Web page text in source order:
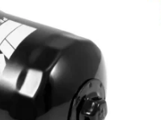
actual
es:
$5.445.